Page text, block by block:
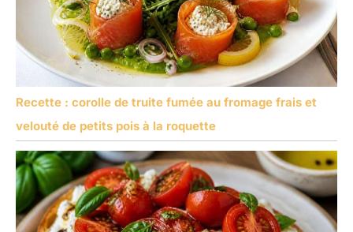
Recette : corolle de truite fumée au fromage frais et
velouté de petits pois à la roquette